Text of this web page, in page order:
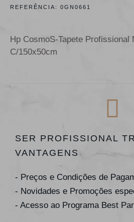
REFERÊNCIA: 0GN0661
Hp CosmoS-Tapete Profissional
C/150x50cm
SER PROFISSIONAL
VANTAGENS
- Preços e Condições de
- Novidades e Promoções
- Acesso ao Programa Best